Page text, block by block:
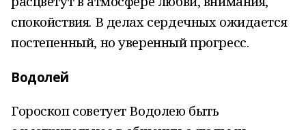
спокойствия. В делах сердечных ожидается
постепенный, но уверенный прогресс.
Водолей
Гороскоп советует Водолею быть